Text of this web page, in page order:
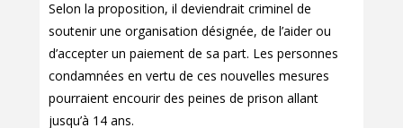
Selon la proposition, il deviendrait criminel de
soutenir une organisation désignée, de l’aider ou
d’accepter un paiement de sa part. Les personnes
condamnées en vertu de ces nouvelles mesures
pourraient encourir des peines de prison allant
jusqu’à 14 ans.